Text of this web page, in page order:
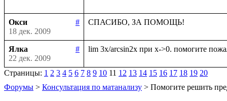
Окси
#
18 дек. 2009
Ялка
#
22 дек. 2009
Страницы: 1 2 3 4 5 6 7 8 9 10 11 12 13 14 15 16 17 18 19 20
Форумы > Консультация по матанализу > Помогите решить